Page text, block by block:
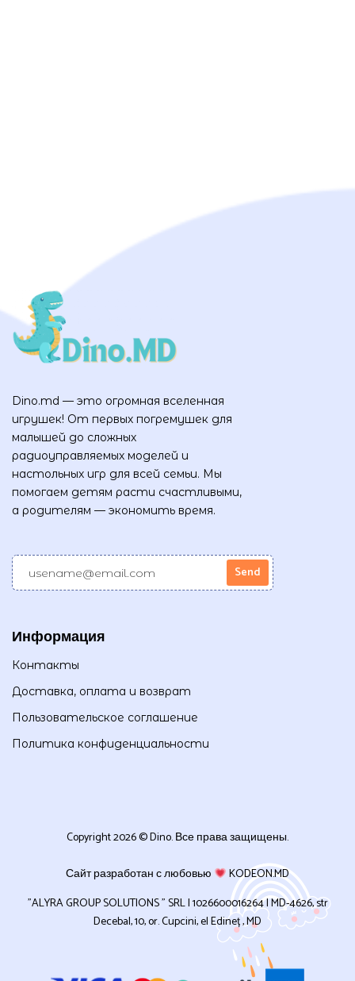
Dino.md — это огромная вселенная
игрушек! От первых погремушек для
малышей до сложных
радиоуправляемых моделей и
настольных игр для всей семьи. Мы
помогаем детям расти счастливыми,
а родителям — экономить время.
Информация
Контакты
Доставка, оплата и возврат
Пользовательское соглашение
Политика конфиденциальности
Copyright 2026 © Dino. Все права защищены.
Сайт разработан с любовью
KODEON.MD
”ALYRA GROUP SOLUTIONS ” SRL | 1026600016264 | MD-4626, str
Decebal, 10, or. Cupcini, el Edineț , MD